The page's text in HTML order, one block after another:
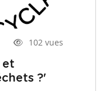
102 vues
et
?'